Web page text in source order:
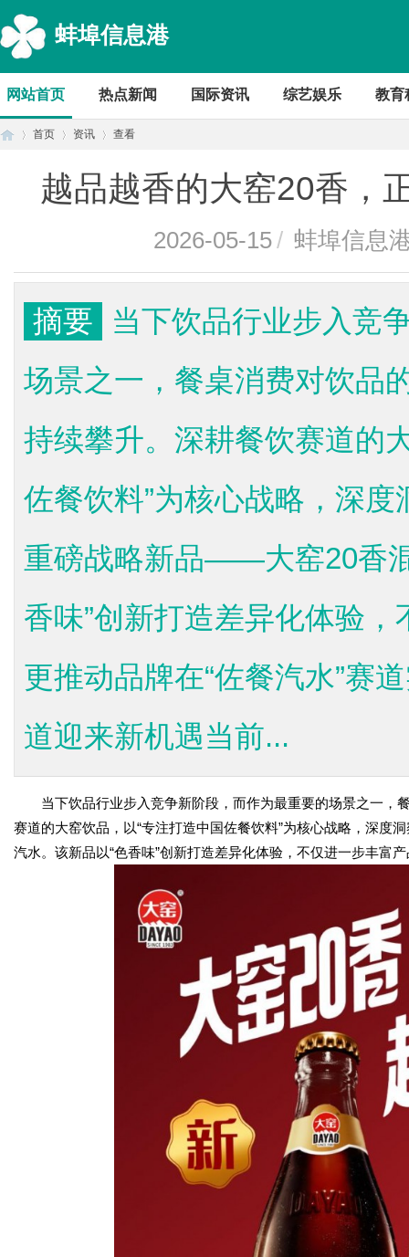
蚌埠信息港
网站首页 热点新闻 国际资讯 综艺娱乐 教育
首页 资讯 查看
越品越香的大窑20香，
2026-05-15/ 蚌埠信息
摘要
当下饮品行业步入竞
场景之一，餐桌消费对饮品
持续攀升。深耕餐饮赛道的
佐餐饮料”为核心战略，深
重磅战略新品——大窑20香
香味”创新打造差异化体验
更推动品牌在“佐餐汽水”赛
道迎来新机遇当前...
当下饮品行业步入竞争新阶段，而作为最重要的场景之一，
赛道的大窑饮品，以“专注打造中国佐餐饮料”为核心战略，深
汽水。该新品以“色香味”创新打造差异化体验，不仅进一步丰富